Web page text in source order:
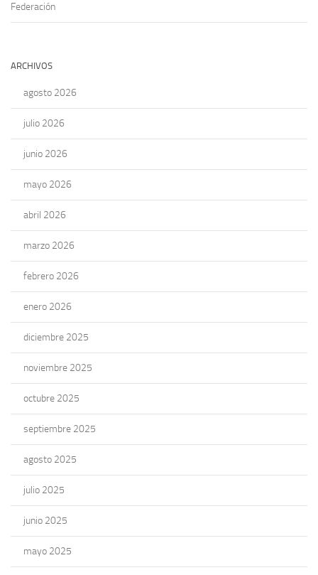
Federación
ARCHIVOS
agosto 2026
julio 2026
junio 2026
mayo 2026
abril 2026
marzo 2026
febrero 2026
enero 2026
diciembre 2025
noviembre 2025
octubre 2025
septiembre 2025
agosto 2025
julio 2025
junio 2025
mayo 2025